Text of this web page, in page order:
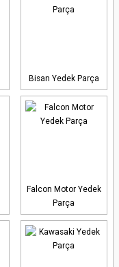
Bisan Yedek Parça
Falcon Motor Yedek
Parça